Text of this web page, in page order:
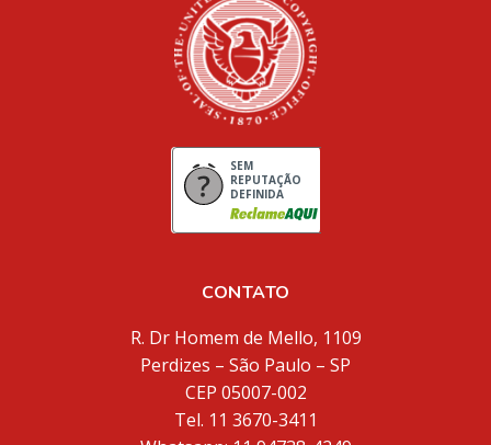
SEM
REPUTAÇÃO
DEFINIDA
CONTATO
R. Dr Homem de Mello, 1109
Perdizes – São Paulo – SP
CEP 05007-002
Tel. 11 3670-3411